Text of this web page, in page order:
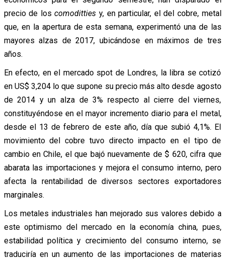
precio de loscomoditties y, en particular, el del cobre, metal
que, en la apertura de esta semana, experimentó una de las
mayores alzas de 2017, ubicándose en máximos de tres
años.
En efecto, en el mercado spot de Londres, la libra se cotizó
en US$ 3,204 lo que supone su precio más alto desde agosto
de 2014 y un alza de 3% respecto al cierre del viernes,
constituyéndose en el mayor incremento diario para el metal,
desde el 13 de febrero de este año, día que subió 4,1%. El
movimiento del cobre tuvo directo impacto en el tipo de
cambio en Chile, el que bajó nuevamente de $ 620, cifra que
abarata las importaciones y mejora el consumo interno, pero
afecta la rentabilidad de diversos sectores exportadores
marginales.
Los metales industriales han mejorado sus valores debido a
este optimismo del mercado en la economía china, pues,
estabilidad política y crecimiento del consumo interno, se
traduciría en un aumento de las importaciones de materias